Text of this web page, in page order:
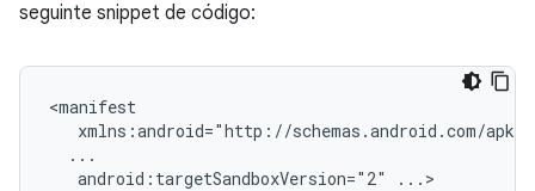
seguinte snippet de código:
android:targetSandboxVersion="2"